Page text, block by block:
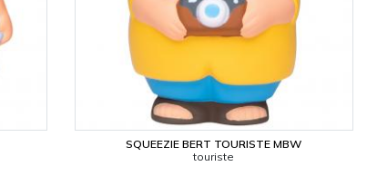
SQUEEZIE BERT TOURISTE MBW
touriste